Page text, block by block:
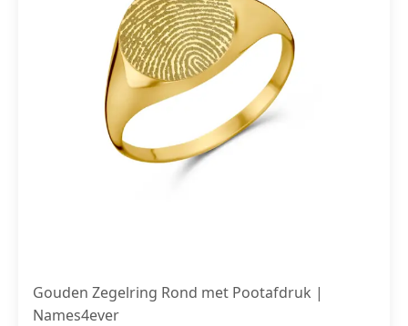
Gouden Zegelring Rond met Pootafdruk |
Names4ever